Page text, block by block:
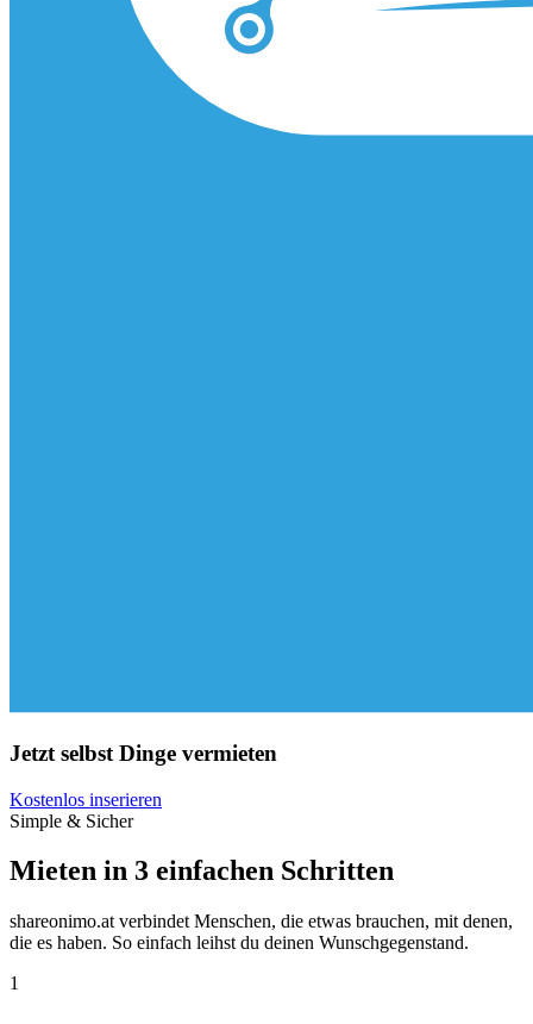
Jetzt selbst Dinge vermieten
Kostenlos inserieren
Simple & Sicher
Mieten in 3 einfachen Schritten
shareonimo.at verbindet Menschen, die etwas brauchen, mit denen,
die es haben. So einfach leihst du deinen Wunschgegenstand.
1